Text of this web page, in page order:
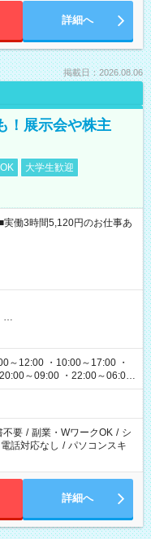
詳細へ
掲載日：2026.08.06
！展示会や株主
大学生歓迎
働3時間5,120円のお仕事あ
…
～12:00 ・10:00～17:00 ・
～09:00 ・22:00～06:00
不要 / 副業・WワークOK / シ
電話対応なし / パソコンスキ
詳細へ